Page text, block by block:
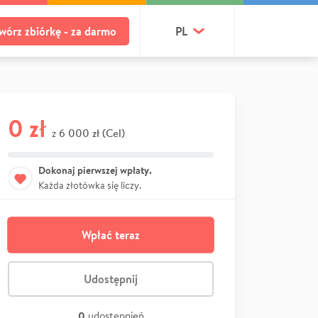
zbiórkę - za darmo PL
0 zł z 6 000 zł (Cel)
Dokonaj pierwszej wpłaty.
Każda złotówka się liczy.
Wpłać teraz
Udostępnij